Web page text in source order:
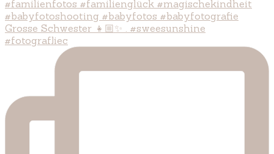
Grosse Schwester 👧🏼✨ . #sweesunshine
#fotografliec